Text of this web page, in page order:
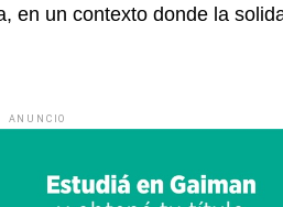
en un contexto donde la
ANUNCIO